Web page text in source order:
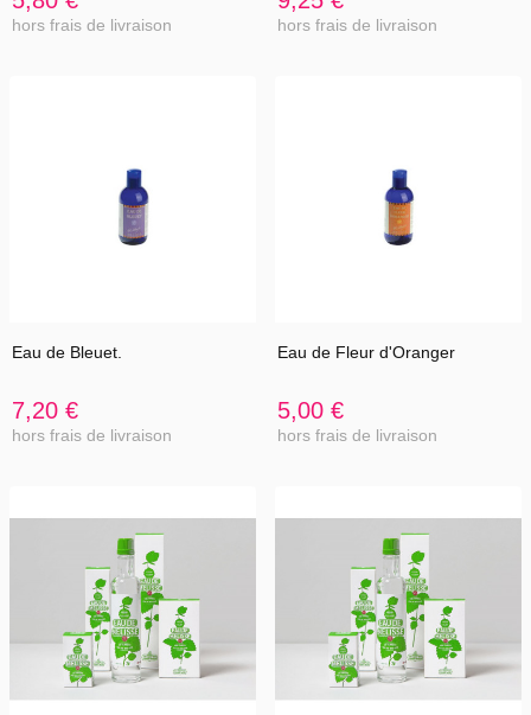
hors frais de livraison hors frais de livraison
Eau de Bleuet.
7,20 €
hors frais de livraison
Eau de Fleur d'Oranger
5,00 €
hors frais de livraison